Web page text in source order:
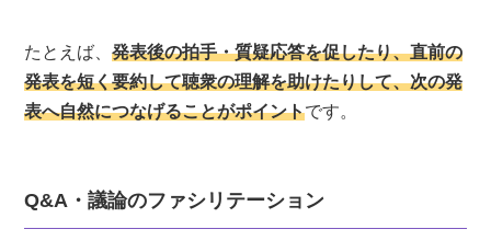
たとえば、発表後の拍手・質疑応答を促したり、直前の
発表を短く要約して聴衆の理解を助けたりして、次の発
表へ自然につなげることがポイントです。
Q&A・議論のファシリテーション